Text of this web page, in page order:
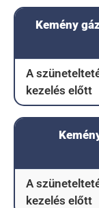
Kemény
A
kezelés előtt
A
kezelés előtt